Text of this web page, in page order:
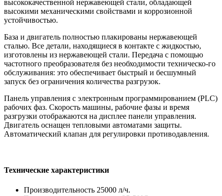
высококачественной нержавеющей стали, обладающей
высокими механическими свойствами и коррозионной
устойчивостью.
База и двигатель полностью плакированы нержавеющей
сталью. Все детали, находящиеся в контакте с жидкостью,
изготовлены из нержавеющей стали. Передача с помощью
частотного преобразователя без необходимости техническо-го
обслуживания: это обеспечивает быстрый и бесшумный
запуск без ограничения количества разгрузок.
Панель управления с электронным программированием (PLC)
рабочих фаз. Скорость машины, рабочие фазы и время
разгрузки отображаются на дисплее панели управления.
Двигатель оснащен тепловыми автоматами защиты.
Автоматический клапан для регулировки противодавления.
Технические характеристики
Производительность 25000 л/ч.